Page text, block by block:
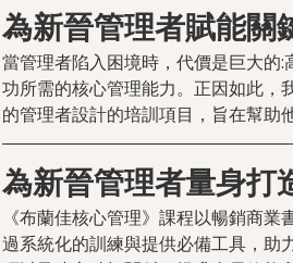
為新晉管理者賦能關
當管理者陷入困境時，代價是巨大的
功所需的核心管理能力。正因如此
的管理者設計的培訓項目，旨在幫助
為新晉管理者量身打
《布蘭佳核心管理》課程以暢銷商
過系統化的訓練與提供必備工具，助